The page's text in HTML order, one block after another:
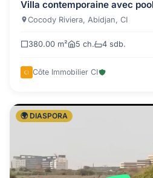
Villa contemporaine avec
Cocody Riviera, Abidjan, CI
380.00 m² 5 ch. 4 sdb.
Côte Immobilier CI
🌍 DIASPORA